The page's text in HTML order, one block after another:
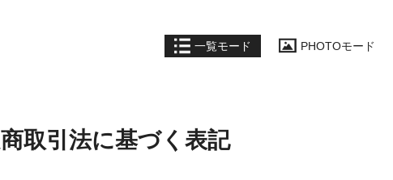
一覧モード PHOTOモード
取引法に基づく表記